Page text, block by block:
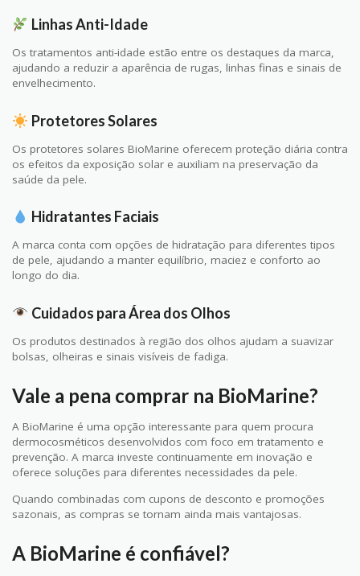
Linhas Anti-Idade
Os tratamentos anti-idade estão entre os destaques da marca,
ajudando a reduzir a aparência de rugas, linhas finas e sinais de
envelhecimento.
Protetores Solares
Os protetores solares BioMarine oferecem proteção diária contra
os efeitos da exposição solar e auxiliam na preservação da
saúde da pele.
Hidratantes Faciais
A marca conta com opções de hidratação para diferentes tipos
de pele, ajudando a manter equilíbrio, maciez e conforto ao
longo do dia.
Cuidados para Área dos Olhos
Os produtos destinados à região dos olhos ajudam a suavizar
bolsas, olheiras e sinais visíveis de fadiga.
Vale a pena comprar na BioMarine?
A BioMarine é uma opção interessante para quem procura
dermocosméticos desenvolvidos com foco em tratamento e
prevenção. A marca investe continuamente em inovação e
oferece soluções para diferentes necessidades da pele.
Quando combinadas com cupons de desconto e promoções
sazonais, as compras se tornam ainda mais vantajosas.
A BioMarine é confiável?